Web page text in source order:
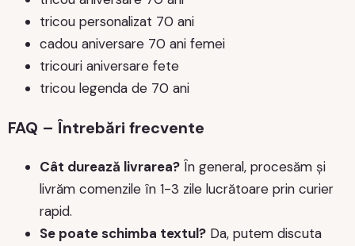
tricou personalizat 70 ani
cadou aniversare 70 ani femei
tricouri aniversare fete
tricou legenda de 70 ani
FAQ – Întrebări frecvente
Cât durează livrarea? În general, procesăm și
livrăm comenzile în 1-3 zile lucrătoare prin curier
rapid.
Se poate schimba textul? Da, putem discuta